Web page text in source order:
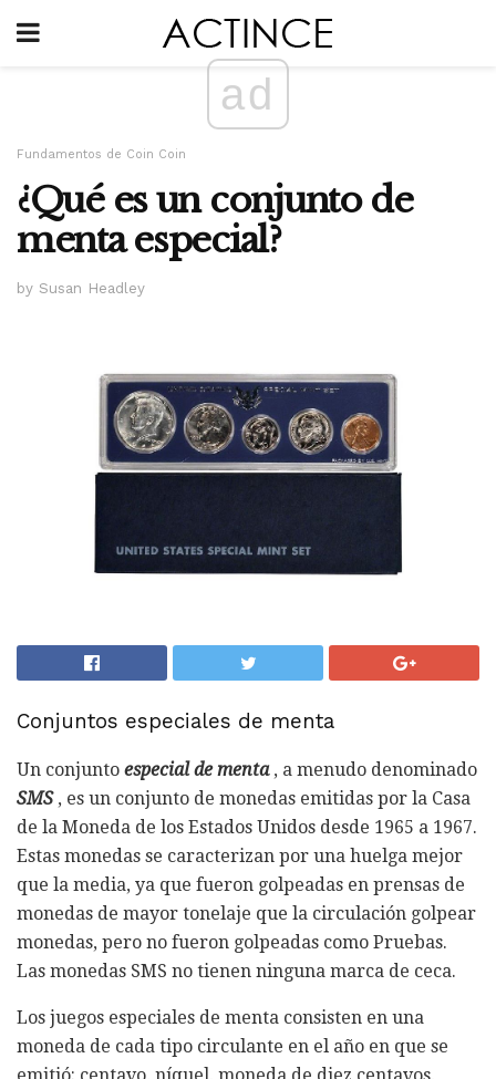
ad
Fundamentos de Coin Coin
¿Qué es un conjunto de
menta especial?
by Susan Headley
Conjuntos especiales de menta
Un conjunto especial de menta, a menudo denominado
SMS, es un conjunto de monedas emitidas por la Casa
de la Moneda de los Estados Unidos desde 1965 a 1967.
Estas monedas se caracterizan por una huelga mejor
que la media, ya que fueron golpeadas en prensas de
monedas de mayor tonelaje que la circulación golpear
monedas, pero no fueron golpeadas como Pruebas.
Las monedas SMS no tienen ninguna marca de ceca.
Los juegos especiales de menta consisten en una
moneda de cada tipo circulante en el año en que se